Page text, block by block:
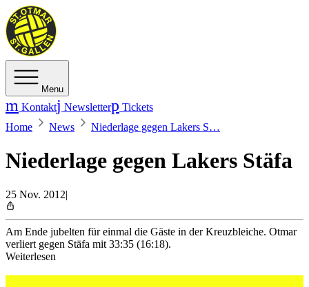
Menu
Kontakt Newsletter
Tickets
Home
News Niederlage gegen Lakers S…
Niederlage gegen Lakers Stäfa
25 Nov. 2012|
Am Ende jubelten für einmal die Gäste in der Kreuzbleiche. Otmar
verliert gegen Stäfa mit 33:35 (16:18).
Weiterlesen